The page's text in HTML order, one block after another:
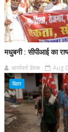
मधुबनी : सीपीआई का
आर्यावर्त डेस्क Aug
बिहार